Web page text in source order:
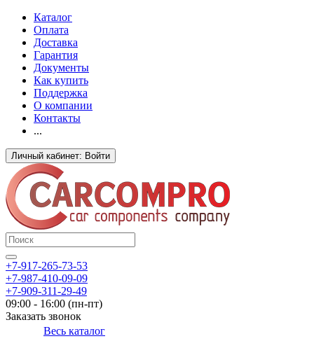
Каталог
Оплата
Доставка
Гарантия
Документы
Как купить
Поддержка
О компании
Контакты
...
Личный кабинет: Войти
+7-917-265-73-53
+7-987-410-09-09
+7-909-311-29-49
09:00 - 16:00 (пн-пт)
Заказать звонок
Весь каталог